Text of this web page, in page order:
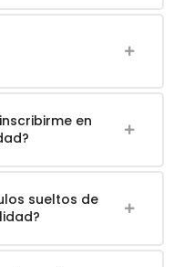
en
sueltos de